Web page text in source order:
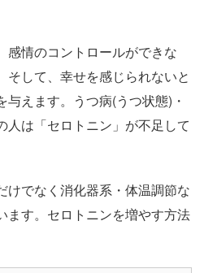
感情のコントロールができな
そして、幸せを感じられないと
えます。うつ病(うつ状態)・
人は「セロトニン」が不足して
けでなく消化器系・体温調節な
ます。セロトニンを増やす方法